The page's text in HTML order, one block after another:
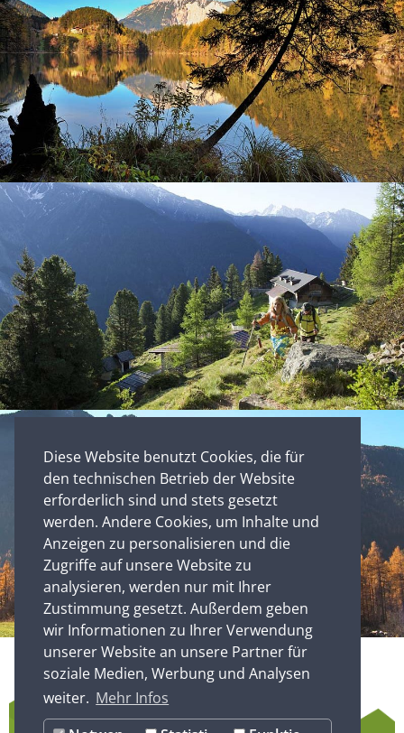
Diese Website benutzt Cookies, die für
den technischen Betrieb der Website
erforderlich sind und stets gesetzt
werden. Andere Cookies, um Inhalte und
Anzeigen zu personalisieren und die
Zugriffe auf unsere Website zu
analysieren, werden nur mit Ihrer
Zustimmung gesetzt. Außerdem geben
wir Informationen zu Ihrer Verwendung
unserer Website an unsere Partner für
soziale Medien, Werbung und Analysen
weiter. Mehr Infos